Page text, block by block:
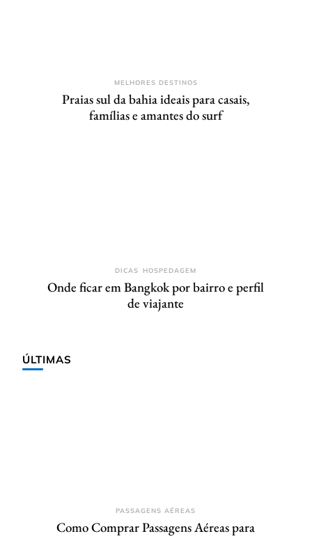
MELHORES DESTINOS
Praias sul da bahia ideais para casais,
famílias e amantes do surf
DICAS HOSPEDAGEM
Onde ficar em Bangkok por bairro e perfil
de viajante
ÚLTIMAS
PASSAGENS AÉREAS
Como Comprar Passagens Aéreas para